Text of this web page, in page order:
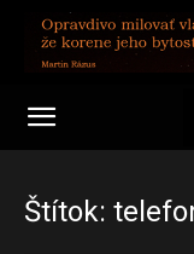
Štítok: